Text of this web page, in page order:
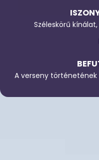
Széleskörű
A verseny